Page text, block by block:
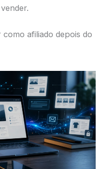
afiliado depois do